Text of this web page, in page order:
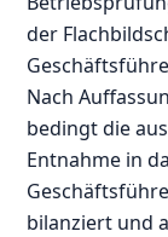
der
Nach
bedingt die
Entnahme in
bilanziert und